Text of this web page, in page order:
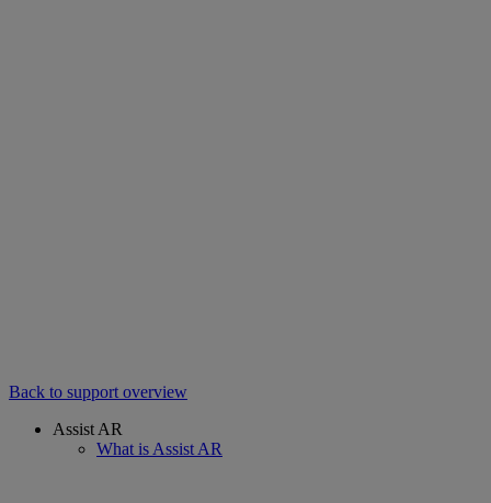
Back to support overview
Assist AR
What is Assist AR